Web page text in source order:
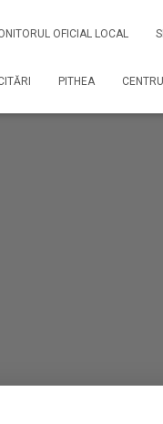
OFICIAL LOCAL
PITHEA